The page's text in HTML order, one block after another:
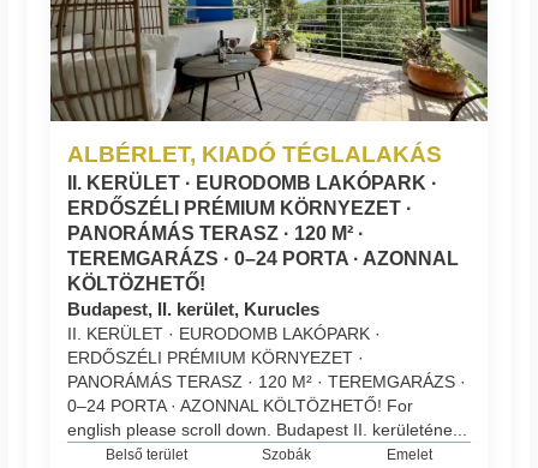
ALBÉRLET, KIADÓ TÉGLALAKÁS
II. KERÜLET · EURODOMB LAKÓPARK ·
ERDŐSZÉLI PRÉMIUM KÖRNYEZET ·
PANORÁMÁS TERASZ · 120 M² ·
TEREMGARÁZS · 0–24 PORTA · AZONNAL
KÖLTÖZHETŐ!
Budapest, II. kerület, Kurucles
II. KERÜLET · EURODOMB LAKÓPARK ·
ERDŐSZÉLI PRÉMIUM KÖRNYEZET ·
PANORÁMÁS TERASZ · 120 M² · TEREMGARÁZS ·
0–24 PORTA · AZONNAL KÖLTÖZHETŐ! For
english please scroll down. Budapest II. kerületéne...
Belső terület Szobák Emelet